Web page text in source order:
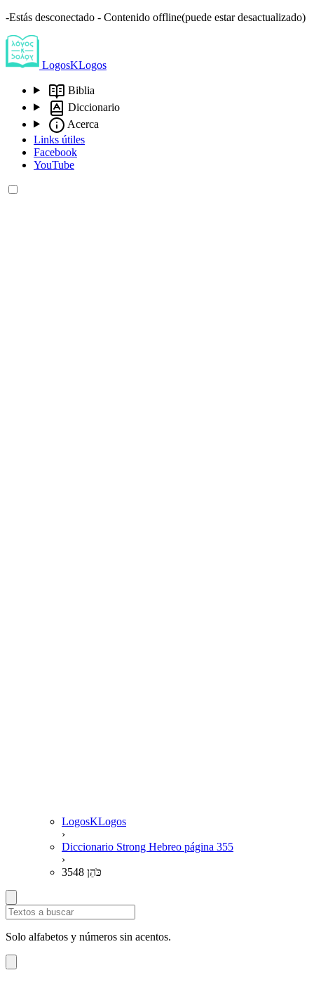
-Estás desconectado - Contenido offline(puede estar desactualizado)
LogosKLogos
Biblia
Diccionario
Acerca
Links útiles
Facebook
YouTube
LogosKLogos
›
Diccionario Strong Hebreo página 355
›
3548 כֹּהֵן
Solo alfabetos y números sin acentos.